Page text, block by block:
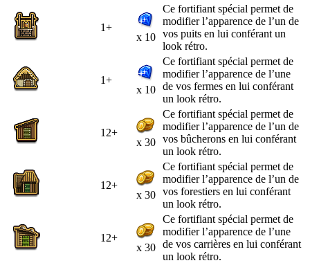
1+
x 10
Ce fortifiant spécial permet de
modifier l’apparence de l’un de
vos puits en lui conférant un
look rétro.
1+
x 10
Ce fortifiant spécial permet de
modifier l’apparence de l’une
de vos fermes en lui conférant
un look rétro.
12+
x 30
Ce fortifiant spécial permet de
modifier l’apparence de l’un de
vos bûcherons en lui conférant
un look rétro.
12+
x 30
Ce fortifiant spécial permet de
modifier l’apparence de l’un de
vos forestiers en lui conférant
un look rétro.
12+
x 30
Ce fortifiant spécial permet de
modifier l’apparence de l’une
de vos carrières en lui conférant
un look rétro.